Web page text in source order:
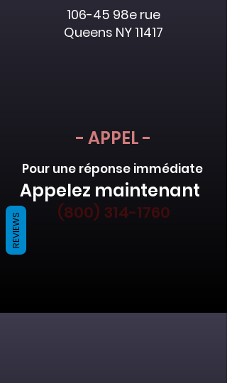
106-45 98e rue
Queens NY 11417
- APPEL -
Pour une réponse immédiate
Appelez maintenant
(800) 314-1760
REVIEWS